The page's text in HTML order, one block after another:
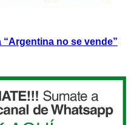
no se vende”